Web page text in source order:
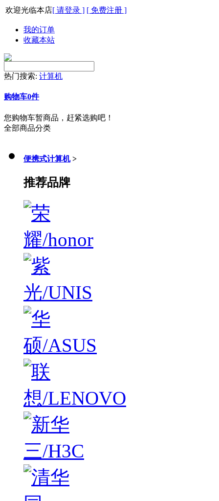
欢迎光临本店[ 请登录 ] [ 免费注册 ]
我的订单
收藏本站
热门搜索: 计算机
购物车0件
您购物车暂商品，赶紧选购吧！
全部商品分类
便携式计算机 >
推荐品牌